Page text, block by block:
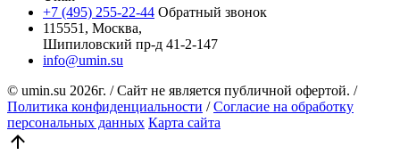
+7 (495) 255-22-44 Обратный звонок
115551, Москва,
Шипиловский пр-д 41-2-147
info@umin.su
© umin.su 2026г. /Сайт не является публичной офертой. /
Политика конфиденциальности / Согласие на обработку
персональных данных Карта сайта